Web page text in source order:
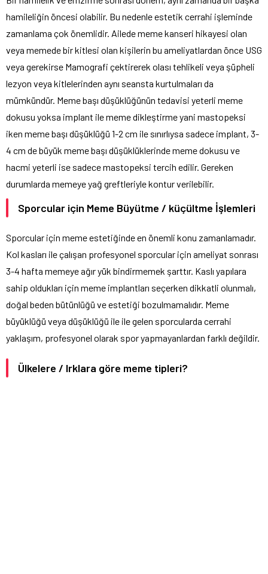
hamileliğin öncesi olabilir. Bu nedenle estetik cerrahi işleminde
zamanlama çok önemlidir. Ailede meme kanseri hikayesi olan
veya memede bir kitlesi olan kişilerin bu ameliyatlardan önce USG
veya gerekirse Mamografi çektirerek olası tehlikeli veya şüpheli
lezyon veya kitlelerinden aynı seansta kurtulmaları da
mümkündür. Meme başı düşüklüğünün tedavisi yeterli meme
dokusu yoksa implant ile meme dikleştirme yani mastopeksi
iken meme başı düşüklüğü 1-2 cm ile sınırlıysa sadece implant, 3-
4 cm de büyük meme başı düşüklüklerinde meme dokusu ve
hacmi yeterli ise sadece mastopeksi tercih edilir. Gereken
durumlarda memeye yağ greftleriyle kontur verilebilir.
Sporcular için Meme Büyütme / küçültme İşlemleri
Sporcular için meme estetiğinde en önemli konu zamanlamadır.
Kol kasları ile çalışan profesyonel sporcular için ameliyat sonrası
3-4 hafta memeye ağır yük bindirmemek şarttır. Kaslı yapılara
sahip oldukları için meme implantları seçerken dikkatli olunmalı,
doğal beden bütünlüğü ve estetiği bozulmamalıdır. Meme
büyüklüğü veya düşüklüğü ile ile gelen sporcularda cerrahi
yaklaşım, profesyonel olarak spor yapmayanlardan farklı değildir.
Ülkelere / Irklara göre meme tipleri?